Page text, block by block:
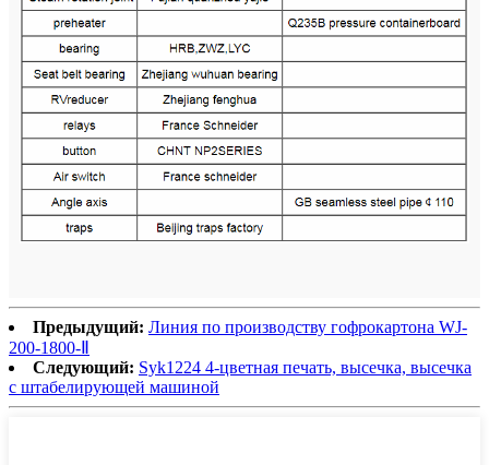
Предыдущий: Линия по производству гофрокартона WJ-
200-1800-Ⅱ
Следующий: Syk1224 4-цветная печать, высечка, высечка
с штабелирующей машиной